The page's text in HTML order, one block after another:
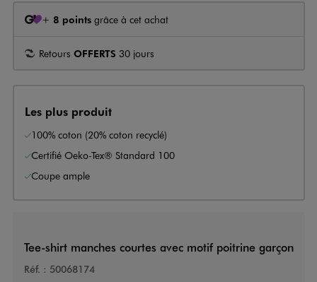
+ 8 points grâce à cet achat
Retours OFFERTS 30 jours
Les plus produit
100% coton (20% coton recyclé)
Certifié Oeko-Tex® Standard 100
Coupe ample
Tee-shirt manches courtes avec motif poitrine garçon
Réf. : 50068174